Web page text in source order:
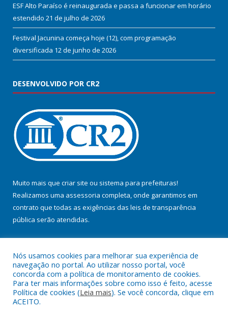
ESF Alto Paraíso é reinaugurada e passa a funcionar em horário
estendido 21 de julho de 2026
Festival Jacunina começa hoje (12), com programação
diversificada 12 de junho de 2026
DESENVOLVIDO POR CR2
Muito mais que criar site ou sistema para prefeituras!
Realizamos uma assessoria completa, onde garantimos em
contrato que todas as exigências das leis de transparência
pública serão atendidas.
Todos os direitos reservados a Prefeitura Municipal de Jacundá.
Nós usamos cookies para melhorar sua experiência de
navegação no portal. Ao utilizar nosso portal, você
concorda com a política de monitoramento de cookies.
Para ter mais informações sobre como isso é feito, acesse
Política de cookies (Leia mais). Se você concorda, clique em
ACEITO.